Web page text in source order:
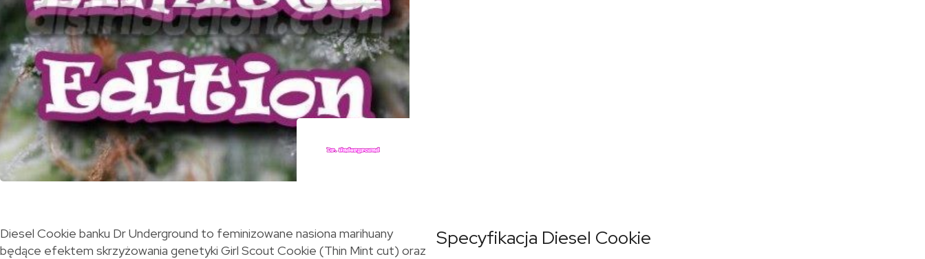
Specyfikacja Diesel Cookie
Diesel Cookie banku Dr Underground to feminizowane nasiona marihuany
będące efektem skrzyżowania genetyki Girl Scout Cookie (Thin Mint cut) oraz